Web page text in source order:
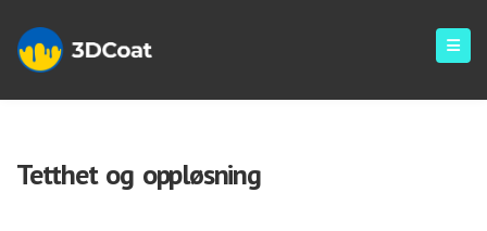
Tetthet og oppløsning